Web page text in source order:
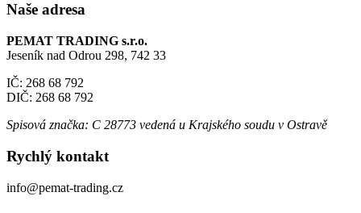
Naše adresa
PEMAT TRADING s.r.o.
Jeseník nad Odrou 298­, 742 33
IČ: 268 68 792
DIČ: 268 68 792
Spisová značka: C 28773 vedená u Krajského soudu v Ostravě
Rychlý kontakt
info@pemat-trading.cz